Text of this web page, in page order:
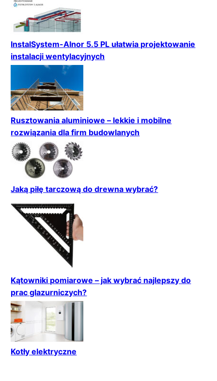
InstalSystem-Alnor 5.5 PL ułatwia projektowanie
instalacji wentylacyjnych
Rusztowania aluminiowe – lekkie i mobilne
rozwiązania dla firm budowlanych
Jaką piłę tarczową do drewna wybrać?
Kątowniki pomiarowe – jak wybrać najlepszy do
prac glazurniczych?
Kotły elektryczne